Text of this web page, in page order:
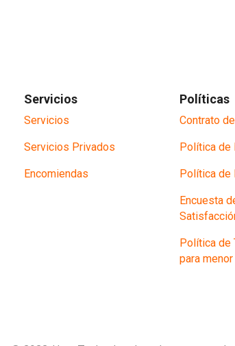
Servicios
Servicios
Servicios Privados
Encomiendas
Políticas
Contrato
Política de
Política de
Encuesta
Política de
para